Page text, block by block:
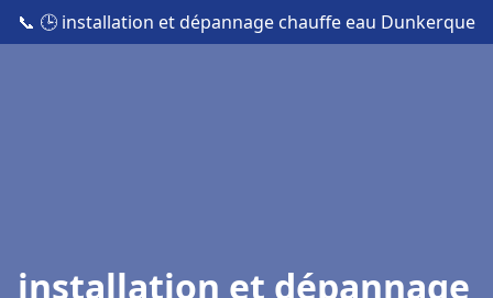
📞 🕒 installation et dépannage chauffe eau Dunkerque
installation et dépannage